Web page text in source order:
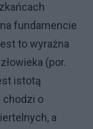
fundamencie
to wyraźna
(por.
istotą
chodzi o
a